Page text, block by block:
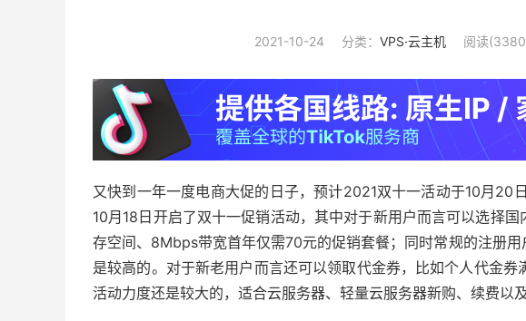
2021-10-24 分类： VPS·云主机 阅读
又快到一年一度电商大促的日子，预计2021双十一活动于10月20
10月18日开启了双十一促销活动，其中对于新用户而言可以选择
存空间、8Mbps带宽首年仅需70元的促销套餐；同时常规的注册
是较高的。对于新老用户而言还可以领取代金券，比如个人代金券
活动力度还是较大的，适合云服务器、轻量云服务器新购、续费以